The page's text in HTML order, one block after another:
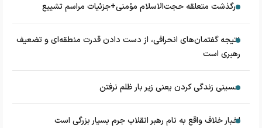
درگذشت متعلقه حجت‌الاسلام مؤمنی+جزئیات مراسم تشییع
نتیجه گفتمان‌های انحرافی، از دست دادن قدرت منطقه‌ای و تضعیف
رهبری است
حسینی زندگی کردن یعنی زیر بار ظلم نرفتن
اخبار خلاف واقع به نام رهبر انقلاب جرم بسیار بزرگی است